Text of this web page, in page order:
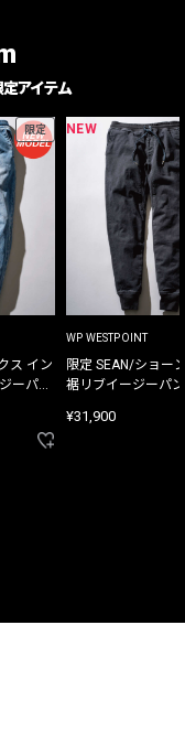
アイテム
限定
ス イン
ーパン
NEW
WP WESTPOINT
限定 SEAN/ショー
裾リブイージーパ
¥31,900